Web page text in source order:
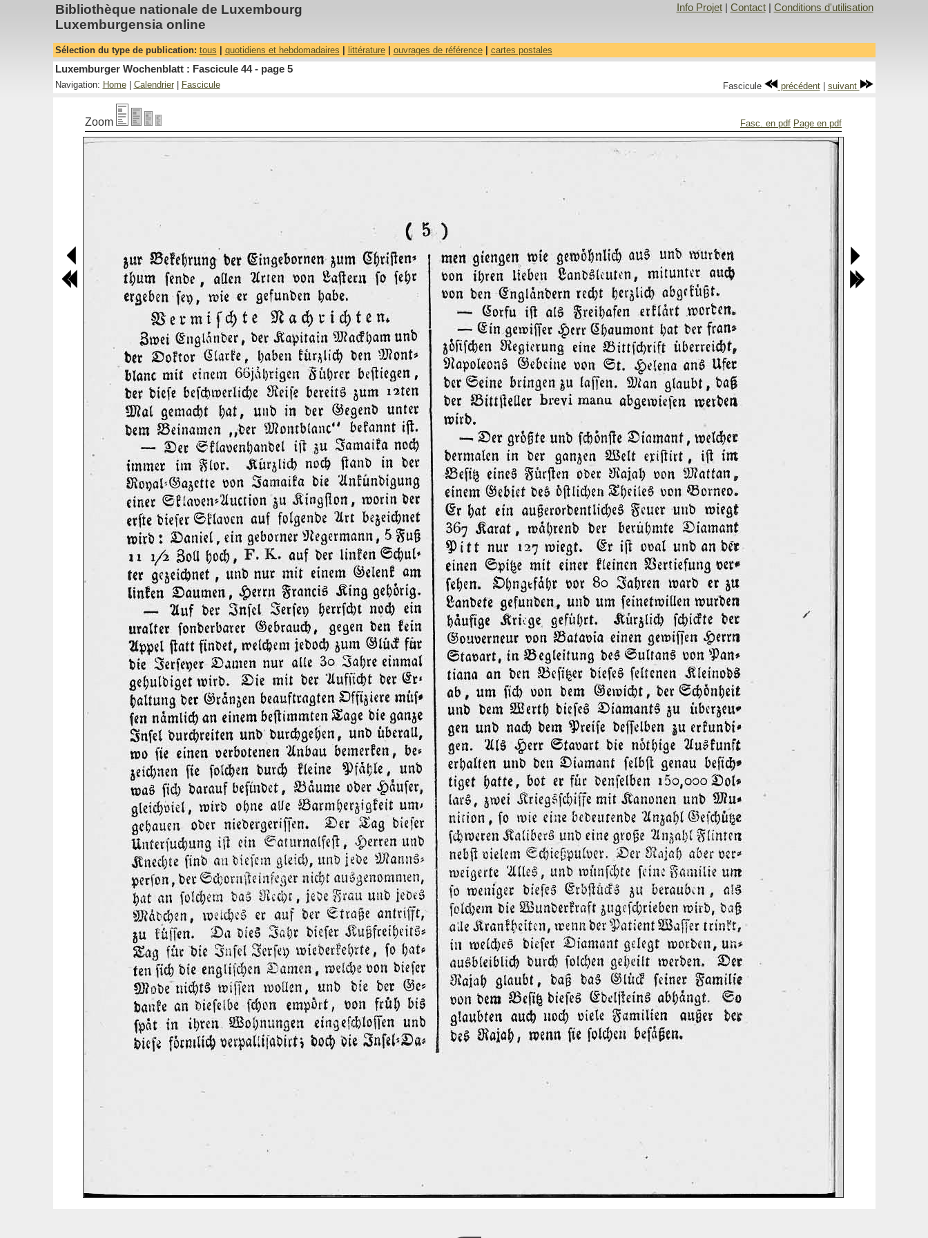
Bibliothèque nationale de Luxembourg
Luxemburgensia online
Info Projet| Contact| Conditions d'utilisation
Sélection du type de publication: tous quotidiens et hebdomadaires littérature| ouvrages de référence| cartes postales
Luxemburger Wochenblatt : Fascicule 44 - page 5
Navigation: Home| Calendrier| Fascicule Fascicule précédent| suivant
Zoom Fasc. en pdf Page en pdf